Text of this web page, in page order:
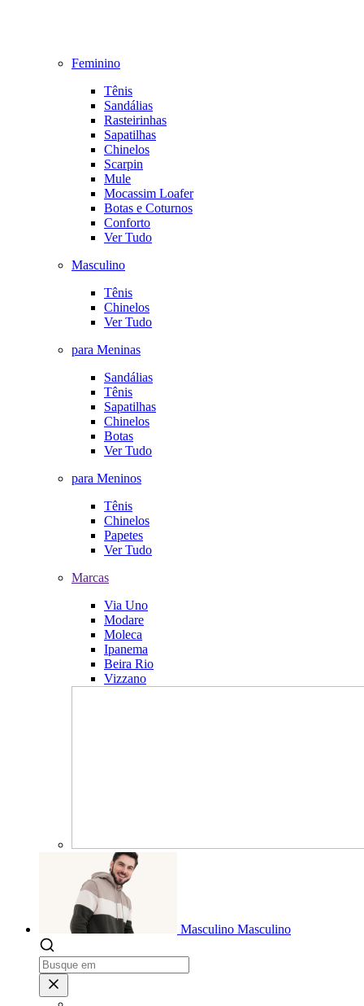
Feminino
Tênis
Sandálias
Rasteirinhas
Sapatilhas
Chinelos
Scarpin
Mule
Mocassim Loafer
Botas e Coturnos
Conforto
Ver Tudo
Masculino
Tênis
Chinelos
Ver Tudo
para Meninas
Sandálias
Tênis
Sapatilhas
Chinelos
Botas
Ver Tudo
para Meninos
Tênis
Chinelos
Papetes
Ver Tudo
Marcas
Via Uno
Modare
Moleca
Ipanema
Beira Rio
Vizzano
Masculino Masculino